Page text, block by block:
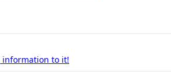
information to it!